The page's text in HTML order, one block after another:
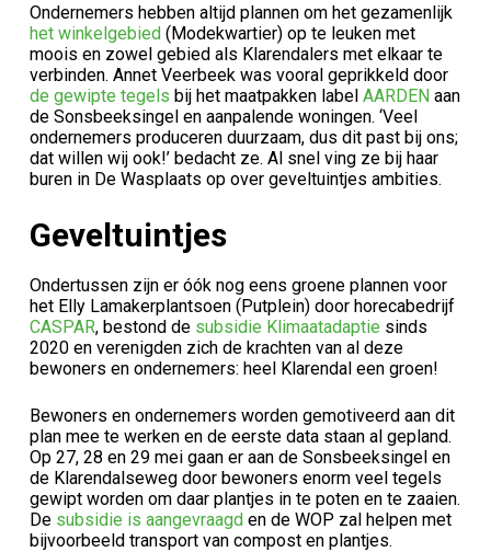
Ondernemers hebben altijd plannen om het gezamenlijk
het winkelgebied(Modekwartier) op te leuken met
moois en zowel gebied als Klarendalers met elkaar te
verbinden. Annet Veerbeek was vooral geprikkeld door
de gewipte tegels bij het maatpakken label AARDENaan
de Sonsbeeksingel en aanpalende woningen. ‘Veel
ondernemers produceren duurzaam, dus dit past bij ons;
dat willen wij ook!’ bedacht ze. Al snel ving ze bij haar
buren in De Wasplaats op over geveltuintjes ambities.
Geveltuintjes
Ondertussen zijn er óók nog eens groene plannen voor
het Elly Lamakerplantsoen (Putplein) door horecabedrijf
CASPAR, bestond de subsidie Klimaatadaptie sinds
2020 en verenigden zich de krachten van al deze
bewoners en ondernemers: heel Klarendal een groen!
Bewoners en ondernemers worden gemotiveerd aan dit
plan mee te werken en de eerste data staan al gepland.
Op 27, 28 en 29 mei gaan er aan de Sonsbeeksingel en
de Klarendalseweg door bewoners enorm veel tegels
gewipt worden om daar plantjes in te poten en te zaaien.
De subsidie is aangevraagden de WOP zal helpen met
bijvoorbeeld transport van compost en plantjes.